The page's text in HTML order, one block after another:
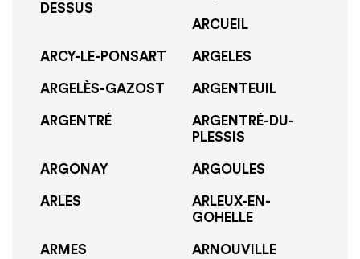
DESSUS
ARCUEIL
ARCY-LE-PONSART ARGELES
ARGELÈS-GAZOST ARGENTEUIL
ARGENTRÉ
ARGENTRÉ-DU-
PLESSIS
ARGONAY ARGOULES
ARLES
ARLEUX-EN-
GOHELLE
ARMES ARNOUVILLE